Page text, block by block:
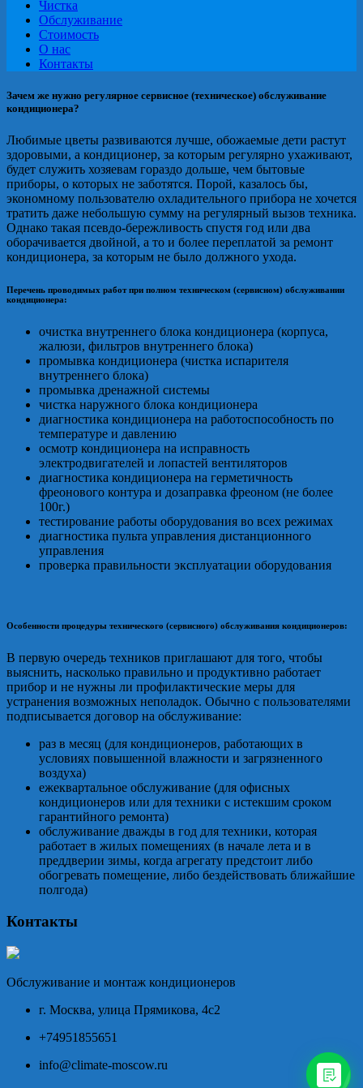
Чистка
Обслуживание
Стоимость
О нас
Контакты
Зачем же нужно регулярное сервисное (техническое) обслуживание
кондиционера?
Любимые цветы развиваются лучше, обожаемые дети растут
здоровыми, а кондиционер, за которым регулярно ухаживают,
будет служить хозяевам гораздо дольше, чем бытовые
приборы, о которых не заботятся. Порой, казалось бы,
экономному пользователю охладительного прибора не хочется
тратить даже небольшую сумму на регулярный вызов техника.
Однако такая псевдо-бережливость спустя год или два
оборачивается двойной, а то и более переплатой за ремонт
кондиционера, за которым не было должного ухода.
Перечень проводимых работ при полном техническом (сервисном) обслуживании
кондиционера:
очистка внутреннего блока кондиционера (корпуса,
жалюзи, фильтров внутреннего блока)
промывка кондиционера (чистка испарителя
внутреннего блока)
промывка дренажной системы
чистка наружного блока кондиционера
диагностика кондиционера на работоспособность по
температуре и давлению
осмотр кондиционера на исправность
электродвигателей и лопастей вентиляторов
диагностика кондиционера на герметичность
фреонового контура и дозаправка фреоном (не более
100г.)
тестирование работы оборудования во всех режимах
диагностика пульта управления дистанционного
управления
проверка правильности эксплуатации оборудования
Особенности процедуры технического (сервисного) обслуживания кондиционеров:
В первую очередь техников приглашают для того, чтобы
выяснить, насколько правильно и продуктивно работает
прибор и не нужны ли профилактические меры для
устранения возможных неполадок. Обычно с пользователями
подписывается договор на обслуживание:
раз в месяц (для кондиционеров, работающих в
условиях повышенной влажности и загрязненного
воздуха)
ежеквартальное обслуживание (для офисных
кондиционеров или для техники с истекшим сроком
гарантийного ремонта)
обслуживание дважды в год для техники, которая
работает в жилых помещениях (в начале лета и в
преддверии зимы, когда агрегату предстоит либо
обогревать помещение, либо бездействовать ближайшие
полгода)
Контакты
Обслуживание и монтаж кондиционеров
г. Москва, улица Прямикова, 4с2
+74951855651
info@climate-moscow.ru